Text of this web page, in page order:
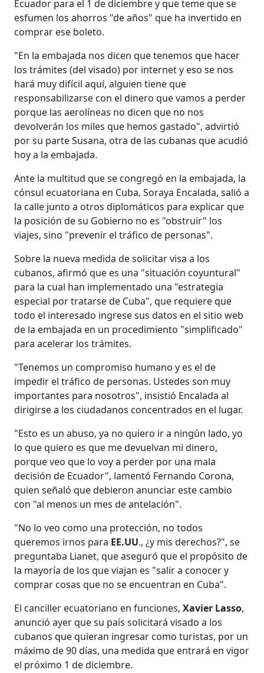
Ecuador para el 1 de diciembre y que teme que se
esfumen los ahorros "de años" que ha invertido en
comprar ese boleto.
"En la embajada nos dicen que tenemos que hacer
los trámites (del visado) por internet y eso se nos
hará muy difícil aquí, alguien tiene que
responsabilizarse con el dinero que vamos a perder
porque las aerolíneas no dicen que no nos
devolverán los miles que hemos gastado", advirtió
por su parte Susana, otra de las cubanas que acudió
hoy a la embajada.
Ante la multitud que se congregó en la embajada, la
cónsul ecuatoriana en Cuba, Soraya Encalada, salió a
la calle junto a otros diplomáticos para explicar que
la posición de su Gobierno no es "obstruir" los
viajes, sino "prevenir el tráfico de personas".
Sobre la nueva medida de solicitar visa a los
cubanos, afirmó que es una "situación coyuntural"
para la cual han implementado una "estrategia
especial por tratarse de Cuba", que requiere que
todo el interesado ingrese sus datos en el sitio web
de la embajada en un procedimiento "simplificado"
para acelerar los trámites.
"Tenemos un compromiso humano y es el de
impedir el tráfico de personas. Ustedes son muy
importantes para nosotros", insistió Encalada al
dirigirse a los ciudadanos concentrados en el lugar.
"Esto es un abuso, ya no quiero ir a ningún lado, yo
lo que quiero es que me devuelvan mi dinero,
porque veo que lo voy a perder por una mala
decisión de Ecuador", lamentó Fernando Corona,
quien señaló que debieron anunciar este cambio
con "al menos un mes de antelación".
"No lo veo como una protección, no todos
queremos irnos para EE.UU., ¿y mis derechos?", se
preguntaba Lianet, que aseguró que el propósito de
la mayoría de los que viajan es "salir a conocer y
comprar cosas que no se encuentran en Cuba".
El canciller ecuatoriano en funciones,Xavier Lasso,
anunció ayer que su país solicitará visado a los
cubanos que quieran ingresar como turistas, por un
máximo de 90 días, una medida que entrará en vigor
el próximo 1 de diciembre.